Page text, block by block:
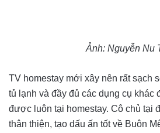
Ảnh: Nguyễn Nu
TV homestay mới xây nên rất sạch
tủ lạnh và đầy đủ các dụng cụ khác
được luôn tại homestay. Cô chủ tại
thân thiện, tạo dấu ấn tốt về Buôn